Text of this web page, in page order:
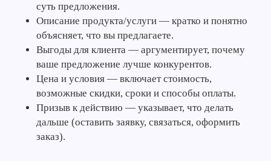
суть предложения.
Описание продукта/услуги — кратко и понятно
объясняет, что вы предлагаете.
Выгоды для клиента — аргументирует, почему
ваше предложение лучше конкурентов.
Цена и условия — включает стоимость,
возможные скидки, сроки и способы оплаты.
Призыв к действию — указывает, что делать
дальше (оставить заявку, связаться, оформить
заказ).